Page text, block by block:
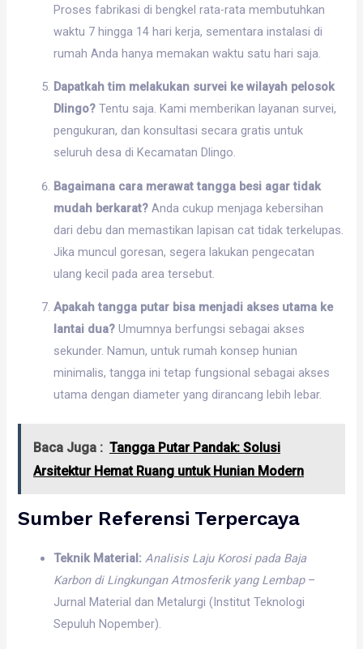
Proses fabrikasi di bengkel rata-rata membutuhkan
waktu 7 hingga 14 hari kerja, sementara instalasi di
rumah Anda hanya memakan waktu satu hari saja.
Dapatkah tim melakukan survei ke wilayah pelosok
Dlingo? Tentu saja. Kami memberikan layanan survei,
pengukuran, dan konsultasi secara gratis untuk
seluruh desa di Kecamatan Dlingo.
Bagaimana cara merawat tangga besi agar tidak
mudah berkarat? Anda cukup menjaga kebersihan
dari debu dan memastikan lapisan cat tidak terkelupas.
Jika muncul goresan, segera lakukan pengecatan
ulang kecil pada area tersebut.
Apakah tangga putar bisa menjadi akses utama ke
lantai dua? Umumnya berfungsi sebagai akses
sekunder. Namun, untuk rumah konsep hunian
minimalis, tangga ini tetap fungsional sebagai akses
utama dengan diameter yang dirancang lebih lebar.
Baca Juga : Tangga Putar Pandak: Solusi
Arsitektur Hemat Ruang untuk Hunian Modern
Sumber Referensi Terpercaya
Teknik Material: Analisis Laju Korosi pada Baja
Karbon di Lingkungan Atmosferik yang Lembap–
Jurnal Material dan Metalurgi (Institut Teknologi
Sepuluh Nopember).